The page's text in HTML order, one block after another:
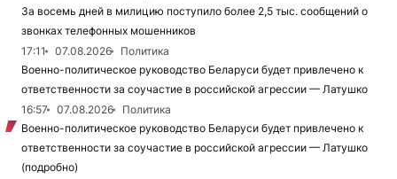
За восемь дней в милицию поступило более 2,5 тыс. сообщений о
звонках телефонных мошенников
17:11
07.08.2026
Политика
Военно-политическое руководство Беларуси будет привлечено к
ответственности за соучастие в российской агрессии — Латушко
16:57
07.08.2026
Политика
Военно-политическое руководство Беларуси будет привлечено к
ответственности за соучастие в российской агрессии — Латушко
(подробно)